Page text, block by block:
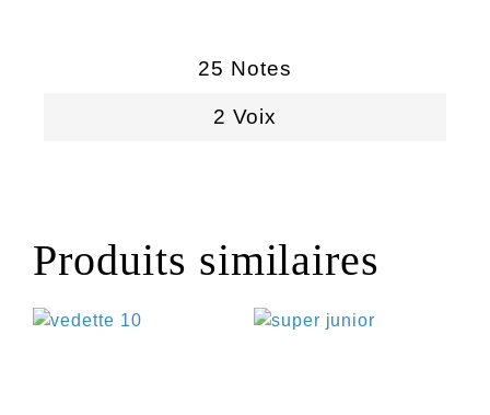
25 Notes
2 Voix
Produits similaires